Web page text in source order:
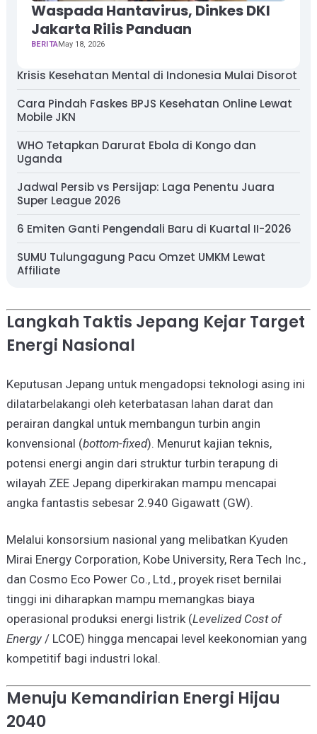
Waspada Hantavirus, Dinkes DKI
Jakarta Rilis Panduan
BERITAMay 18, 2026
Krisis Kesehatan Mental di Indonesia Mulai Disorot
Cara Pindah Faskes BPJS Kesehatan Online Lewat
Mobile JKN
WHO Tetapkan Darurat Ebola di Kongo dan
Uganda
Jadwal Persib vs Persijap: Laga Penentu Juara
Super League 2026
6 Emiten Ganti Pengendali Baru di Kuartal II-2026
SUMU Tulungagung Pacu Omzet UMKM Lewat
Affiliate
Langkah Taktis Jepang Kejar Target
Energi Nasional
Keputusan Jepang untuk mengadopsi teknologi asing ini
dilatarbelakangi oleh keterbatasan lahan darat dan
perairan dangkal untuk membangun turbin angin
konvensional (bottom-fixed). Menurut kajian teknis,
potensi energi angin dari struktur turbin terapung di
wilayah ZEE Jepang diperkirakan mampu mencapai
angka fantastis sebesar 2.940 Gigawatt (GW).
Melalui konsorsium nasional yang melibatkan Kyuden
Mirai Energy Corporation, Kobe University, Rera Tech Inc.,
dan Cosmo Eco Power Co., Ltd., proyek riset bernilai
tinggi ini diharapkan mampu memangkas biaya
operasional produksi energi listrik (Levelized Cost of
Energy/ LCOE) hingga mencapai level keekonomian yang
kompetitif bagi industri lokal.
Menuju Kemandirian Energi Hijau
2040